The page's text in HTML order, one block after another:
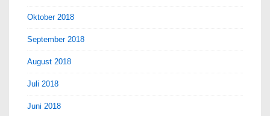
Oktober 2018
September 2018
August 2018
Juli 2018
Juni 2018